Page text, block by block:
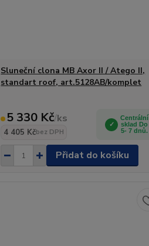
Sluneční clona MB Axor II / Atego II,
standart roof, art.5128AB/komplet
5 330 Kč/ks
4 405 Kčbez DPH
Centrální
sklad Do
5- 7 dnů.
Přidat do košíku